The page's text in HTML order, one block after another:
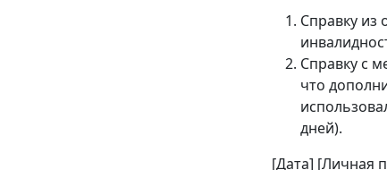
Справку
Справку с
что
дней).
[Дата] [Личная